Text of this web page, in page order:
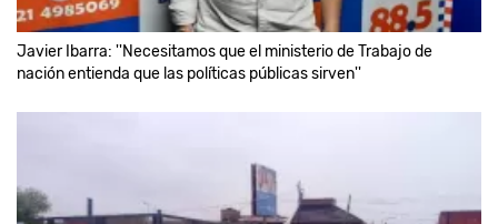
Javier Ibarra: ''Necesitamos que el ministerio de Trabajo de
nación entienda que las políticas públicas sirven''